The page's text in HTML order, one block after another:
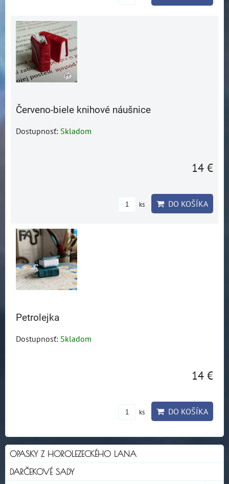
Červeno-biele knihové náušnice
Dostupnosť: Skladom
14 €
ks DO KOŠÍKA
Petrolejka
Dostupnosť: Skladom
14 €
ks DO KOŠÍKA
OPASKY Z HOROLEZECKÉHO LANA
DARČEKOVÉ SADY